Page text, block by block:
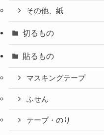
その他、紙
切るもの
貼るもの
マスキングテープ
ふせん
テープ・のり